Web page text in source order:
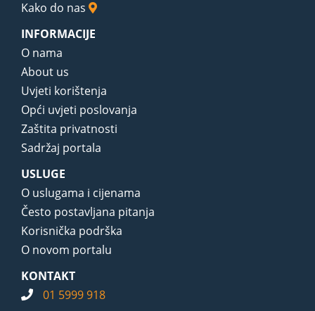
Kako do nas
INFORMACIJE
O nama
About us
Uvjeti korištenja
Opći uvjeti poslovanja
Zaštita privatnosti
Sadržaj portala
USLUGE
O uslugama i cijenama
Često postavljana pitanja
Korisnička podrška
O novom portalu
KONTAKT
01 5999 918